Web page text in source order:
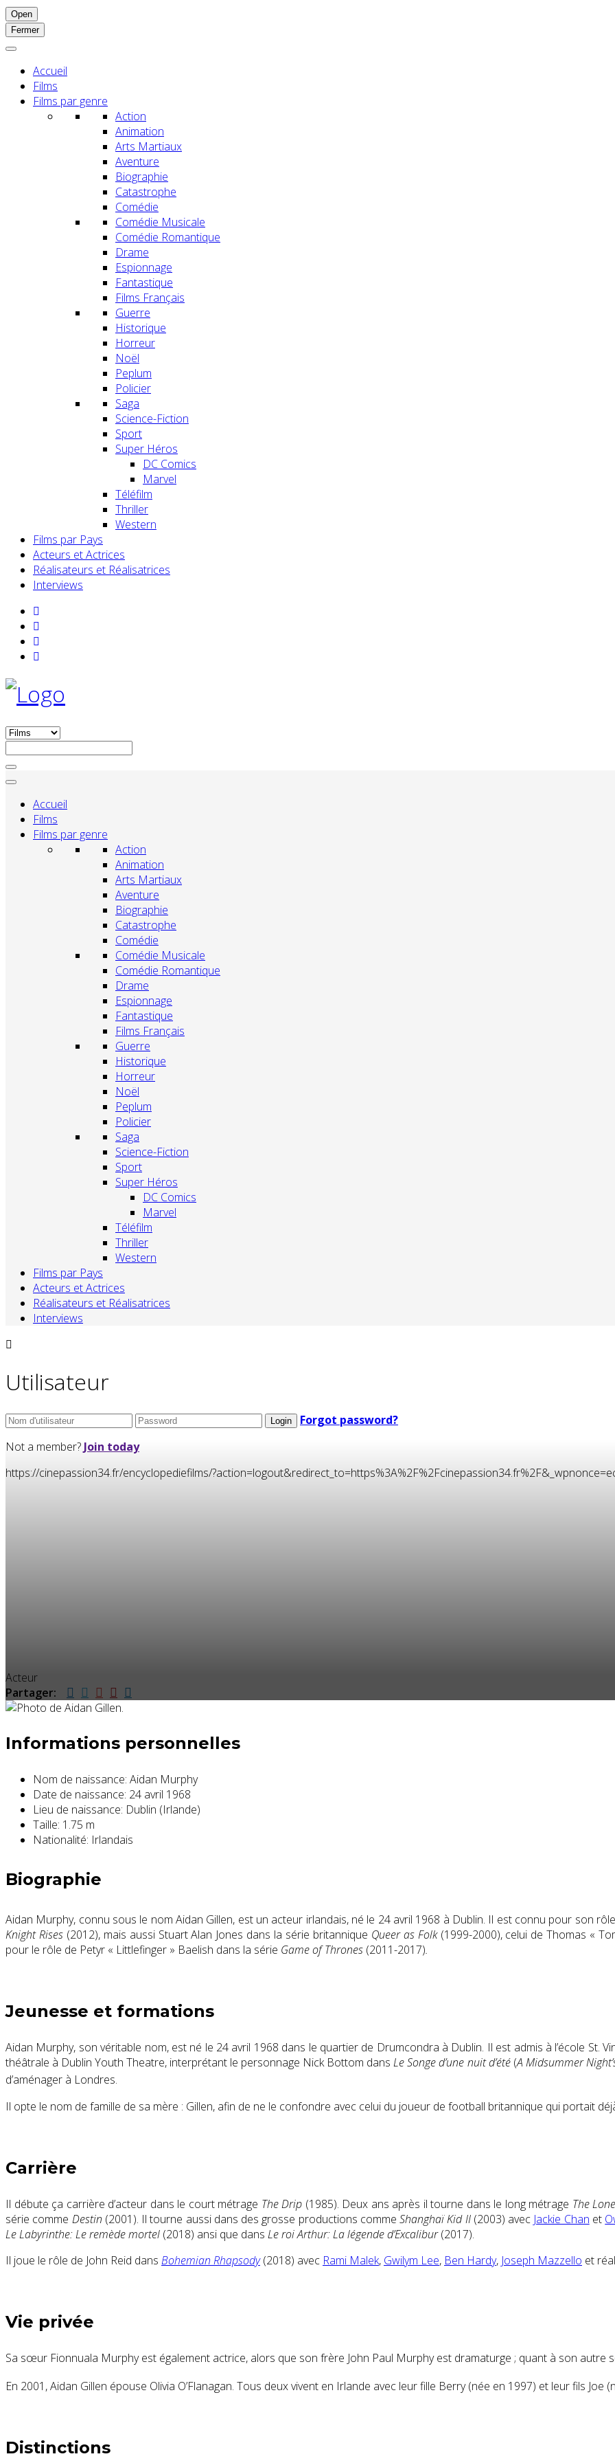
Open
Fermer
Accueil
Films
Films par genre
Action
Animation
Arts Martiaux
Aventure
Biographie
Catastrophe
Comédie
Comédie Musicale
Comédie Romantique
Drame
Espionnage
Fantastique
Films Français
Guerre
Historique
Horreur
Noël
Peplum
Policier
Saga
Science-Fiction
Sport
Super Héros
DC Comics
Marvel
Téléfilm
Thriller
Western
Films par Pays
Acteurs et Actrices
Réalisateurs et Réalisatrices
Interviews
Accueil
Films
Films par genre
Action
Animation
Arts Martiaux
Aventure
Biographie
Catastrophe
Comédie
Comédie Musicale
Comédie Romantique
Drame
Espionnage
Fantastique
Films Français
Guerre
Historique
Horreur
Noël
Peplum
Policier
Saga
Science-Fiction
Sport
Super Héros
DC Comics
Marvel
Téléfilm
Thriller
Western
Films par Pays
Acteurs et Actrices
Réalisateurs et Réalisatrices
Interviews
Utilisateur
Forgot password?
Not a member? Join today
https://cinepassion34.fr/encyclopediefilms/
Acteur
Partager:
Informations personnelles
Nom de naissance: Aidan Murphy
Date de naissance: 24 avril 1968
Lieu de naissance: Dublin (Irlande)
Taille: 1.75 m
Nationalité: Irlandais
Biographie
Aidan Murphy, connu sous le nom Aidan Gillen, est un acteur irlandais, né le 24 avril 1968 à Dublin. Il est connu pour son
Knight Rises (2012), mais aussi Stuart Alan Jones dans la série britannique Queer as Folk (1999-2000), celui de Thomas «
pour le rôle de Petyr « Littlefinger » Baelish dans la série Game of Thrones (2011-2017).
Jeunesse et formations
Aidan Murphy, son véritable nom, est né le 24 avril 1968 dans le quartier de Drumcondra à Dublin. Il est admis à l’école St.
théâtrale à Dublin Youth Theatre, interprétant le personnage Nick Bottom dansLe Songe d’une nuit d’été(A Midsummer
d’aménager à Londres.
Il opte le nom de famille de sa mère : Gillen, afin de ne le confondre avec celui du joueur de football britannique qui portait
Carrière
Il débute ça carrière d’acteur dans le court métrage The Drip (1985). Deux ans après il tourne dans le long métrage The
série comme Destin (2001). Il tourne aussi dans des grosse productions commeShanghaï Kid II(2003) avec Jackie Chan et
Le Labyrinthe: Le remède mortel (2018) ansi que dans Le roi Arthur: La légende d’Excalibur(2017).
Il joue le rôle de John Reid dans Bohemian Rhapsody(2018) avec Rami Malek, Gwilym Lee, Ben Hardy, Joseph Mazzello et
Vie privée
Sa sœur Fionnuala Murphy est également actrice, alors que son frère John Paul Murphy est dramaturge ; quant à son autre
En 2001, Aidan Gillen épouse Olivia O’Flanagan. Tous deux vivent en Irlande avec leur fille Berry (née en 1997) et leur fils Joe
Distinctions